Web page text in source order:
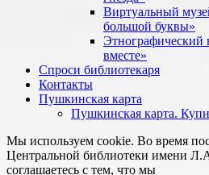
Виртуальный
большой буквы»
вместе»
Спроси библиотекаря
Контакты
Пушкинская карта
Пушкинская карта.
Мы используем cookie. Во время
Центральной библиотеки имени
соглашаетесь с тем, что мы